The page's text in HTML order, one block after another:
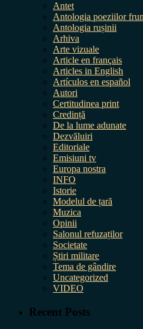
Antet
Antologia poeziilor
Antologia rușinii
Arhiva
Arte vizuale
Article en français
Articles in English
Artículos en español
Autori
Certitudinea print
Credință
De la lume adunate
Dezvăluiri
Editoriale
Emisiuni tv
Europa nostra
INFO
Istorie
Modelul de țară
Muzica
Opinii
Salonul refuzaților
Societate
Știri militare
Tema de gândire
Uncategorized
VIDEO
Recent Posts